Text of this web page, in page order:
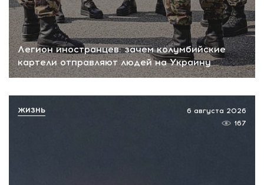
Легион иностранцев: зачем колумбийские
картели отправляют людей на Украину
6 августа 2026
167
ЖИЗНЬ